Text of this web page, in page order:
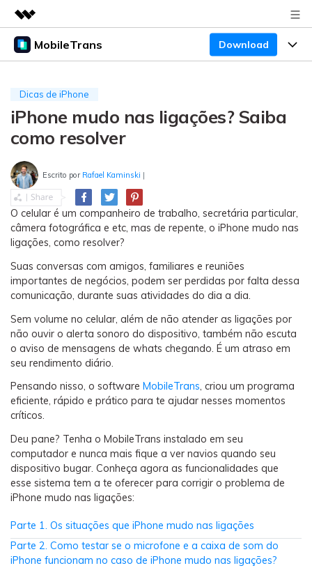
Produtos em destaque
Utilitários
Soluções
Sobre nós
Loja
Suporte
MobileTrans Download
Desktop
Transferir o WhatsApp e o WhatsApp Business
entre dispositivos Android e iOS.
Transferência de celular
Transferir mensagens, fotos, vídeos e muito mais
de celular para outro, celular para computador e
vice-versa.
Backup e restauração
Fazer backup de até 18 tipos de dados e dados do
WhatsApp para o computador. E restaurar
backups facilmente.
Recuperar visulização única de WhatsApp
WhatsApp — fotos, vídeos e mensagens de voz.
App
Mutsapper
Transferir dados do WhatsApp e WhatsApp
Preços
Preços para Mac
Preços para empresas
Preços Educacionais
Guia de usuario
FAQ
Mais suporte
Blogs
Temas em Destaque
Temas em Destaque
Temas em Destaque
Concursos e eventos
BUSCAR
Download
Dicas de iPhone
iPhone mudo nas ligações? Saiba
como resolver
Escrito por Rafael Kaminski |
O celular é um companheiro de trabalho, secretária particular,
câmera fotográfica e etc, mas de repente, o iPhone mudo nas
ligações, como resolver?
Suas conversas com amigos, familiares e reuniões
importantes de negócios, podem ser perdidas por falta dessa
comunicação, durante suas atividades do dia a dia.
Sem volume no celular, além de não atender as ligações por
não ouvir o alerta sonoro do dispositivo, também não escuta
o aviso de mensagens de whats chegando. É um atraso em
seu rendimento diário.
Pensando nisso, o software MobileTrans, criou um programa
eficiente, rápido e prático para te ajudar nesses momentos
críticos.
Deu pane? Tenha o MobileTrans instalado em seu
computador e nunca mais fique a ver navios quando seu
dispositivo bugar. Conheça agora as funcionalidades que
esse sistema tem a te oferecer para corrigir o problema de
iPhone mudo nas ligações:
Parte 1. Os situações que iPhone mudo nas ligações
Parte 2. Como testar se o microfone e a caixa de som do
iPhone funcionam no caso de iPhone mudo nas ligações?